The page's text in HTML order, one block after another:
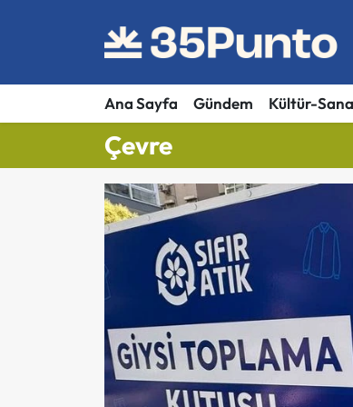
Ana Sayfa Gündem Kültür-
Çevre